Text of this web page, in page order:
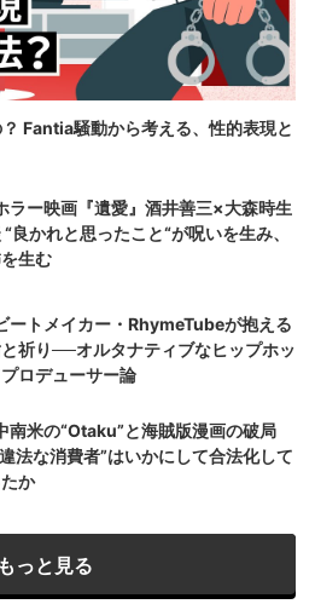
Fantia騒動から考える、性的表現と
ラー映画『遺愛』酒井善三×大森時生
“良かれと思ったこと“が呪いを生み、
生む
ートメイカー・RhymeTubeが抱える
祈り──オルタナティブなヒップホッ
ロデューサー論
南米の“Otaku”と海賊版漫画の破局
法な消費者”はいかにして合法化して
か
もっと見る